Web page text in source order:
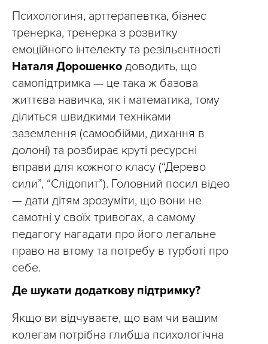
Психологиня, арттерапевтка, бізнес
тренерка, тренерка з розвитку
емоційного інтелекту та резільєнтності
Наталя Дорошенко доводить, що
самопідтримка — це така ж базова
життєва навичка, як і математика, тому
ділиться швидкими техніками
заземлення (самообійми, дихання в
долоні) та розбирає круті ресурсні
вправи для кожного класу (“Дерево
сили”, “Слідопит”). Головний посил відео
— дати дітям зрозуміти, що вони не
самотні у своїх тривогах, а самому
педагогу нагадати про його легальне
право на втому та потребу в турботі про
себе.
Де шукати додаткову підтримку?
Якщо ви відчуваєте, що вам чи вашим
колегам потрібна глибша психологічна